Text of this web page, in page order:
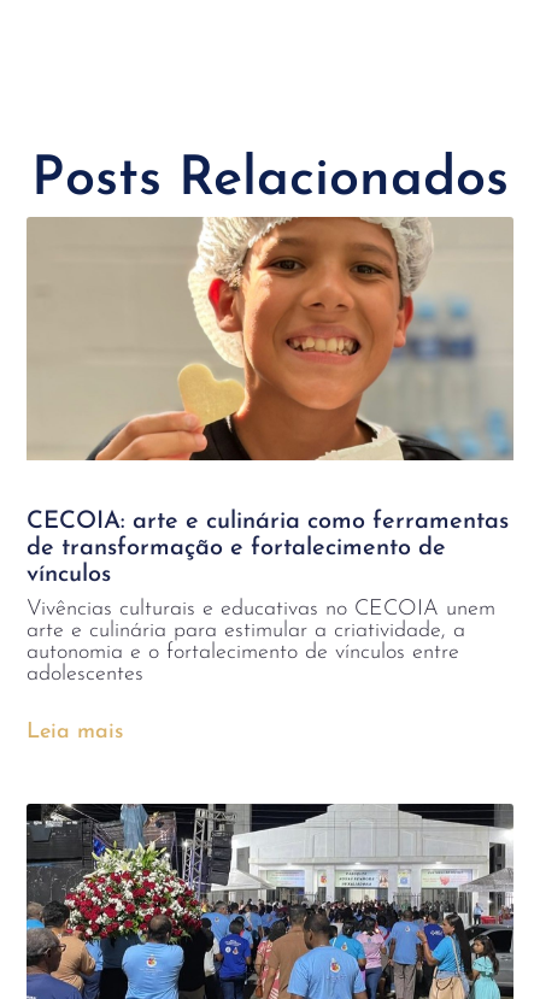
Posts Relacionados
CECOIA: arte e culinária como ferramentas
de transformação e fortalecimento de
vínculos
Vivências culturais e educativas no CECOIA unem
arte e culinária para estimular a criatividade, a
autonomia e o fortalecimento de vínculos entre
adolescentes
Leia mais